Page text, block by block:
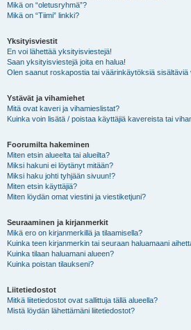
Mikä on “oletusryhmä”?
Mikä on “Tiimi” linkki?
Yksityisviestit
En voi lähettää yksityisviestejä!
Saan yksityisviestejä joita en halua!
Olen saanut roskapostia tai väärinkäytöksiä sisältäviä
Ystävät ja vihamiehet
Mitä ovat kaveri ja vihamieslistat?
Kuinka voin lisätä / poistaa käyttäjiä kavereista tai
Foorumilta hakeminen
Miten etsin alueelta tai alueilta?
Miksi hakuni ei löytänyt mitään?
Miksi haku johti tyhjään sivuun!?
Miten etsin käyttäjiä?
Miten löydän omat viestini ja viestiketjuni?
Seuraaminen ja kirjanmerkit
Mikä ero on kirjanmerkillä ja tilaamisella?
Kuinka teen kirjanmerkin tai seuraan haluamaani
Kuinka tilaan haluamani alueen?
Kuinka poistan tilaukseni?
Liitetiedostot
Mitkä liitetiedostot ovat sallittuja tällä alueella?
Mistä löydän lähettämäni liitetiedostot?